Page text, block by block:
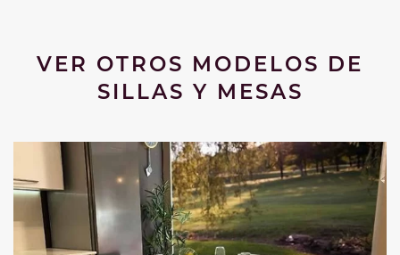
VER OTROS MODELOS DE
SILLAS Y MESAS